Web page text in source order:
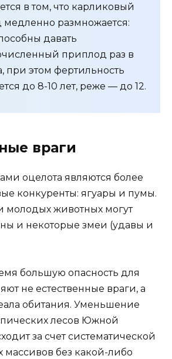
в том, что карликовый
медленно размножается:
давать
приплод раз в
при этом фертильность
до 8-10 лет, реже — до 12.
враги
оцелота являются более
конкуренты: ягуары и пумы.
молодых животных могут
и некоторые змеи (удавы и
большую опасность для
не естественные враги, а
обитания. Уменьшение
лесов Южной
за счет систематической
массивов без какой-либо